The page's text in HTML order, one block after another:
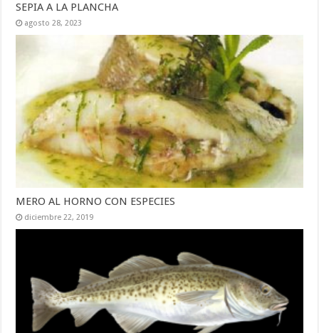
SEPIA A LA PLANCHA
agosto 28, 2023
MERO AL HORNO CON ESPECIES
diciembre 22, 2019